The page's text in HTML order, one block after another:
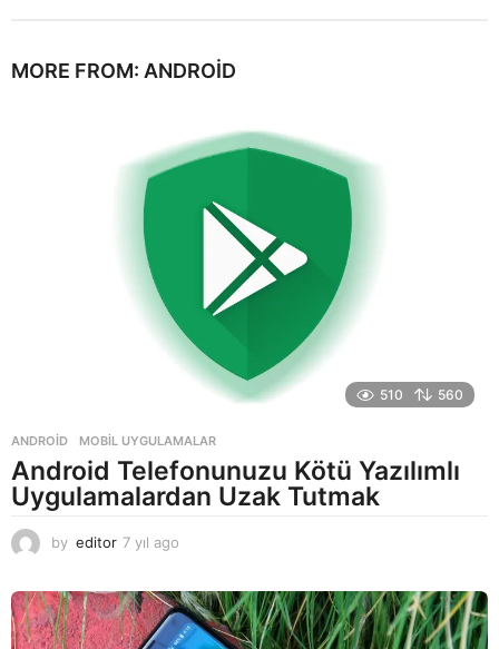
MORE FROM: ANDROID
510 560
ANDROID ,MOBIL UYGULAMALAR
Android Telefonunuzu Kötü Yazılımlı
Uygulamalardan Uzak Tutmak
by editor 7 yıl ago
l
a